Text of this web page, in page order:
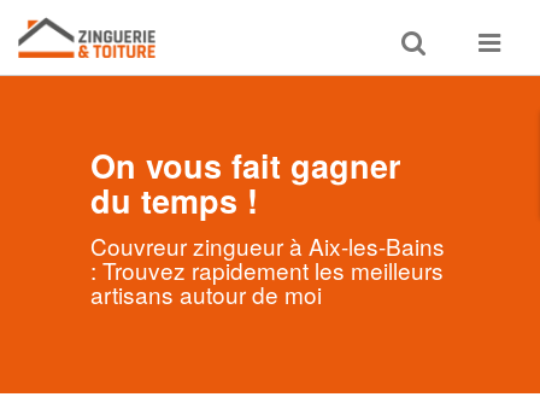
Toggle
search
Toggle
On vous fait gagner
du temps !
Couvreur zingueur à Aix-les-Bains
: Trouvez rapidement les meilleurs
artisans autour de moi